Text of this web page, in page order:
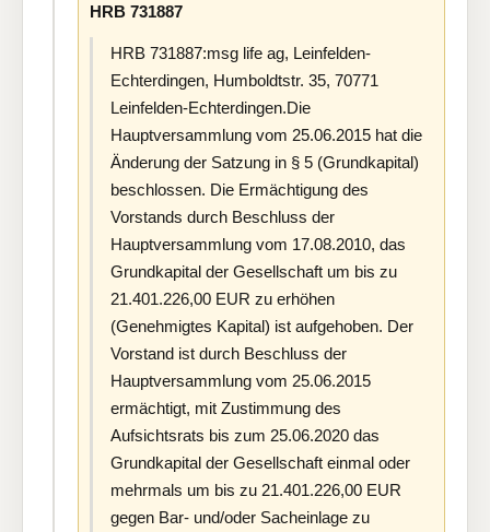
HRB 731887
HRB 731887:msg life ag, Leinfelden-
Echterdingen, Humboldtstr. 35, 70771
Leinfelden-Echterdingen.Die
Hauptversammlung vom 25.06.2015 hat die
Änderung der Satzung in § 5 (Grundkapital)
beschlossen. Die Ermächtigung des
Vorstands durch Beschluss der
Hauptversammlung vom 17.08.2010, das
Grundkapital der Gesellschaft um bis zu
21.401.226,00 EUR zu erhöhen
(Genehmigtes Kapital) ist aufgehoben. Der
Vorstand ist durch Beschluss der
Hauptversammlung vom 25.06.2015
ermächtigt, mit Zustimmung des
Aufsichtsrats bis zum 25.06.2020 das
Grundkapital der Gesellschaft einmal oder
mehrmals um bis zu 21.401.226,00 EUR
gegen Bar- und/oder Sacheinlage zu